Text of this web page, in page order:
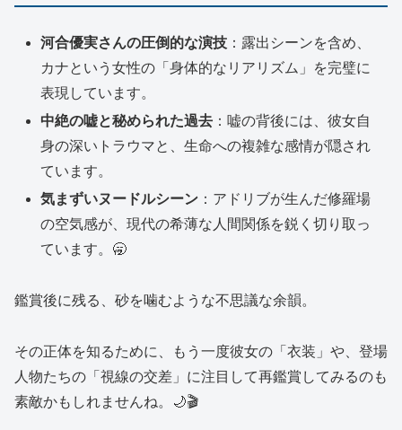
河合優実さんの圧倒的な演技 ：露出シーンを含め、
カナという女性の「身体的なリアリズム」を完璧に
表現しています。
中絶の嘘と秘められた過去 ：嘘の背後には、彼女自
身の深いトラウマと、生命への複雑な感情が隠され
ています。
気まずいヌードルシーン ：アドリブが生んだ修羅場
の空気感が、現代の希薄な人間関係を鋭く切り取っ
ています。🥱
鑑賞後に残る、砂を噛むような不思議な余韻。
その正体を知るために、もう一度彼女の「衣装」や、登場
人物たちの「視線の交差」に注目して再鑑賞してみるのも
素敵かもしれませんね。🌙🎬